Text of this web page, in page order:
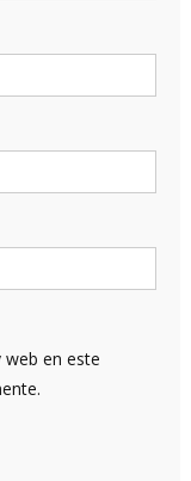
en este